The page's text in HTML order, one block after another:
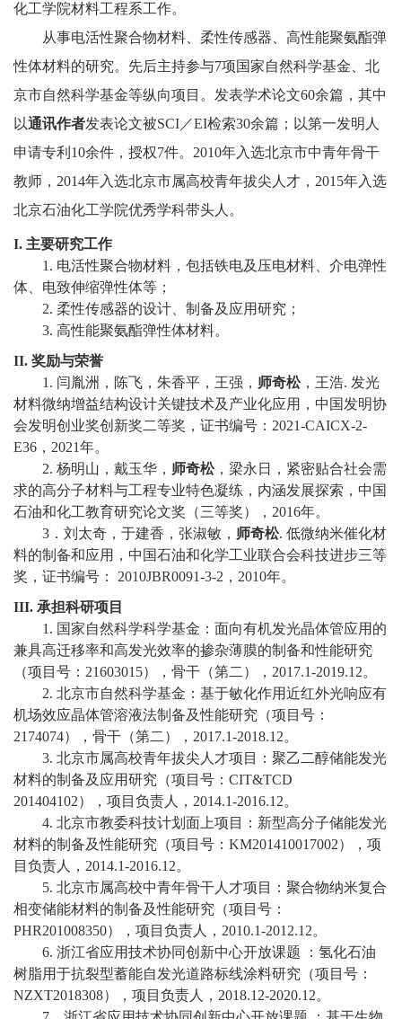
业
育
教
学
科
研
校
园
生
作
流
化工学院材料工程系工作。
从事电活性聚合物材料、柔性传感器、高性能聚氨酯弹
性体材料的研究。先后主持参与7项国家自然科学基金、北
京市自然科学基金等纵向项目。发表学术论文60余篇，其中
以通讯作者发表论文被SCI ／EI检索30余篇； 以第一发明人
申请专利 10余件，授权7件。 2010年入选北京市中青年骨干
教师， 2014年入选北京市属高校青年拔尖人才， 2015年入选
北京石油化工学院优秀学科带头人。
I. 主要研究工作
1. 电活性聚合物材料，包括铁电及压电材料、介电弹性
体、电致伸缩弹性体等 ；
2. 柔性传感器的设计、制备及应用研究 ；
3. 高性能聚氨酯弹性体材料。
II. 奖励与荣誉
1. 闫胤洲，陈飞，朱香平，王强， 师奇松，王浩. 发光
材料微纳增益结构设计关键技术及产业化应用，中国发明协
会发明创业奖创新奖二等奖，证书编号： 2021-CAICX-2-
E36 ， 2021年。
2. 杨明山，戴玉华， 师奇松，梁永日，紧密贴合社会需
求的高分子材料与工程专业特色凝练，内涵发展探索，中国
石油和化工教育研究论文奖（三等奖）， 2016年。
3 ．刘太奇，于建香，张淑敏， 师奇松. 低微纳米催化材
料的制备和应用，中国石油和化学工业联合会科技进步三等
奖，证书编号：
2010JBR0091-3-2 ， 2010年。
III. 承担科研项目
1 . 国家自然科学科学基金：面向有机发光晶体管应用的
兼具高迁移率和高发光效率的掺杂薄膜的制备和性能研究
（项目号： 21603015），骨干（第二）， 2017.1-2019.12。
2. 北京市自然科学基金：基于敏化作用近红外光响应有
机场效应晶体管溶液法制备及性能研究（项目号：
2174074），骨干（第二）， 2017.1-2018.12。
3. 北京市属高校青年拔尖人才项目： 聚乙二醇储能发光
材料的制备及应用研究 （项目号： CIT&TCD
201404102），项目负责人， 2014.1-2016.12。
4. 北京市教委科技计划面上项目：新型高分子储能发光
材料的制备及性能研究（项目号： KM201410017002），项
目负责人， 2014.1-2016.12。
5. 北京市属高校中青年骨干人才项目：聚合物纳米复合
相变储能材料的制备及性能研究（项目号：
PHR201008350），项目负责人， 2010.1-2012.12。
6. 浙江省应用技术协同创新中心开放课题
：氢化石油
树脂用于抗裂型蓄能自发光道路标线涂料研究（项目号：
NZXT2018308），项目负责人， 2018.12-2020.12。